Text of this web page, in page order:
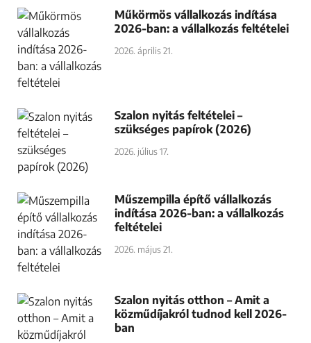
Műkörmös vállalkozás indítása
2026-ban: a vállalkozás feltételei
2026. április 21.
Szalon nyitás feltételei –
szükséges papírok (2026)
2026. július 17.
Műszempilla építő vállalkozás
indítása 2026-ban: a vállalkozás
feltételei
2026. május 21.
Szalon nyitás otthon – Amit a
közműdíjakról tudnod kell 2026-
ban